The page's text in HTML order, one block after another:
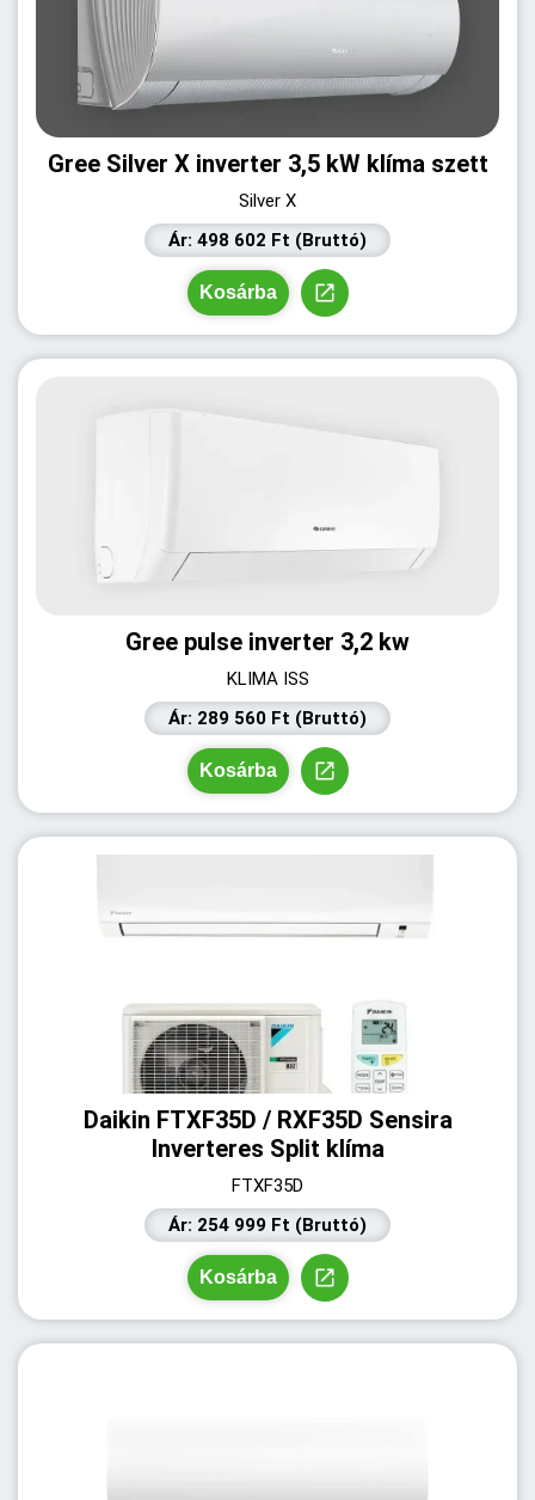
Gree Silver X inverter 3,5 kW klíma szett
Silver X
Ár: 498 602 Ft (Bruttó)
Kosárba
Gree pulse inverter 3,2 kw
KLIMA ISS
Ár: 289 560 Ft (Bruttó)
Kosárba
Daikin FTXF35D / RXF35D Sensira
Inverteres Split klíma
FTXF35D
Ár: 254 999 Ft (Bruttó)
Kosárba